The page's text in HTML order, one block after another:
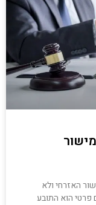
האזרחי ולא
פרטי הוא התובע